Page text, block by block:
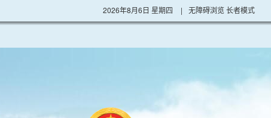
2026年8月6日 星期四 | 无障碍浏览长者模式